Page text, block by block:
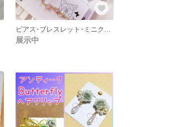
展示中